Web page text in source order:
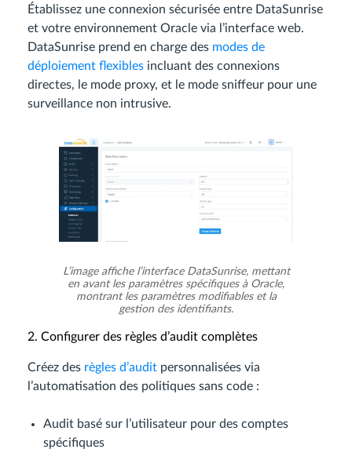
Établissez une connexion sécurisée entre DataSunrise
et votre environnement Oracle via l’interface web.
DataSunrise prend en charge des modes de
déploiement flexibles incluant des connexions
directes, le mode proxy, et le mode sniffeur pour une
surveillance non intrusive.
L’image affiche l’interface DataSunrise, mettant
en avant les paramètres spécifiques à Oracle,
montrant les paramètres modifiables et la
gestion des identifiants.
2. Configurer des règles d’audit complètes
Créez des règles d’audit personnalisées via
l’automatisation des politiques sans code :
Audit basé sur l’utilisateur pour des comptes
spécifiques